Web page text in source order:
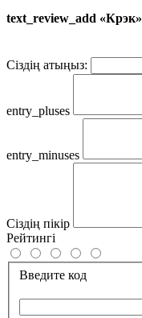
text_review_add «Крэк»
Сіздің атыңыз:
entry_pluses
entry_minuses
Сіздің пікір
Рейтингі
Введите код